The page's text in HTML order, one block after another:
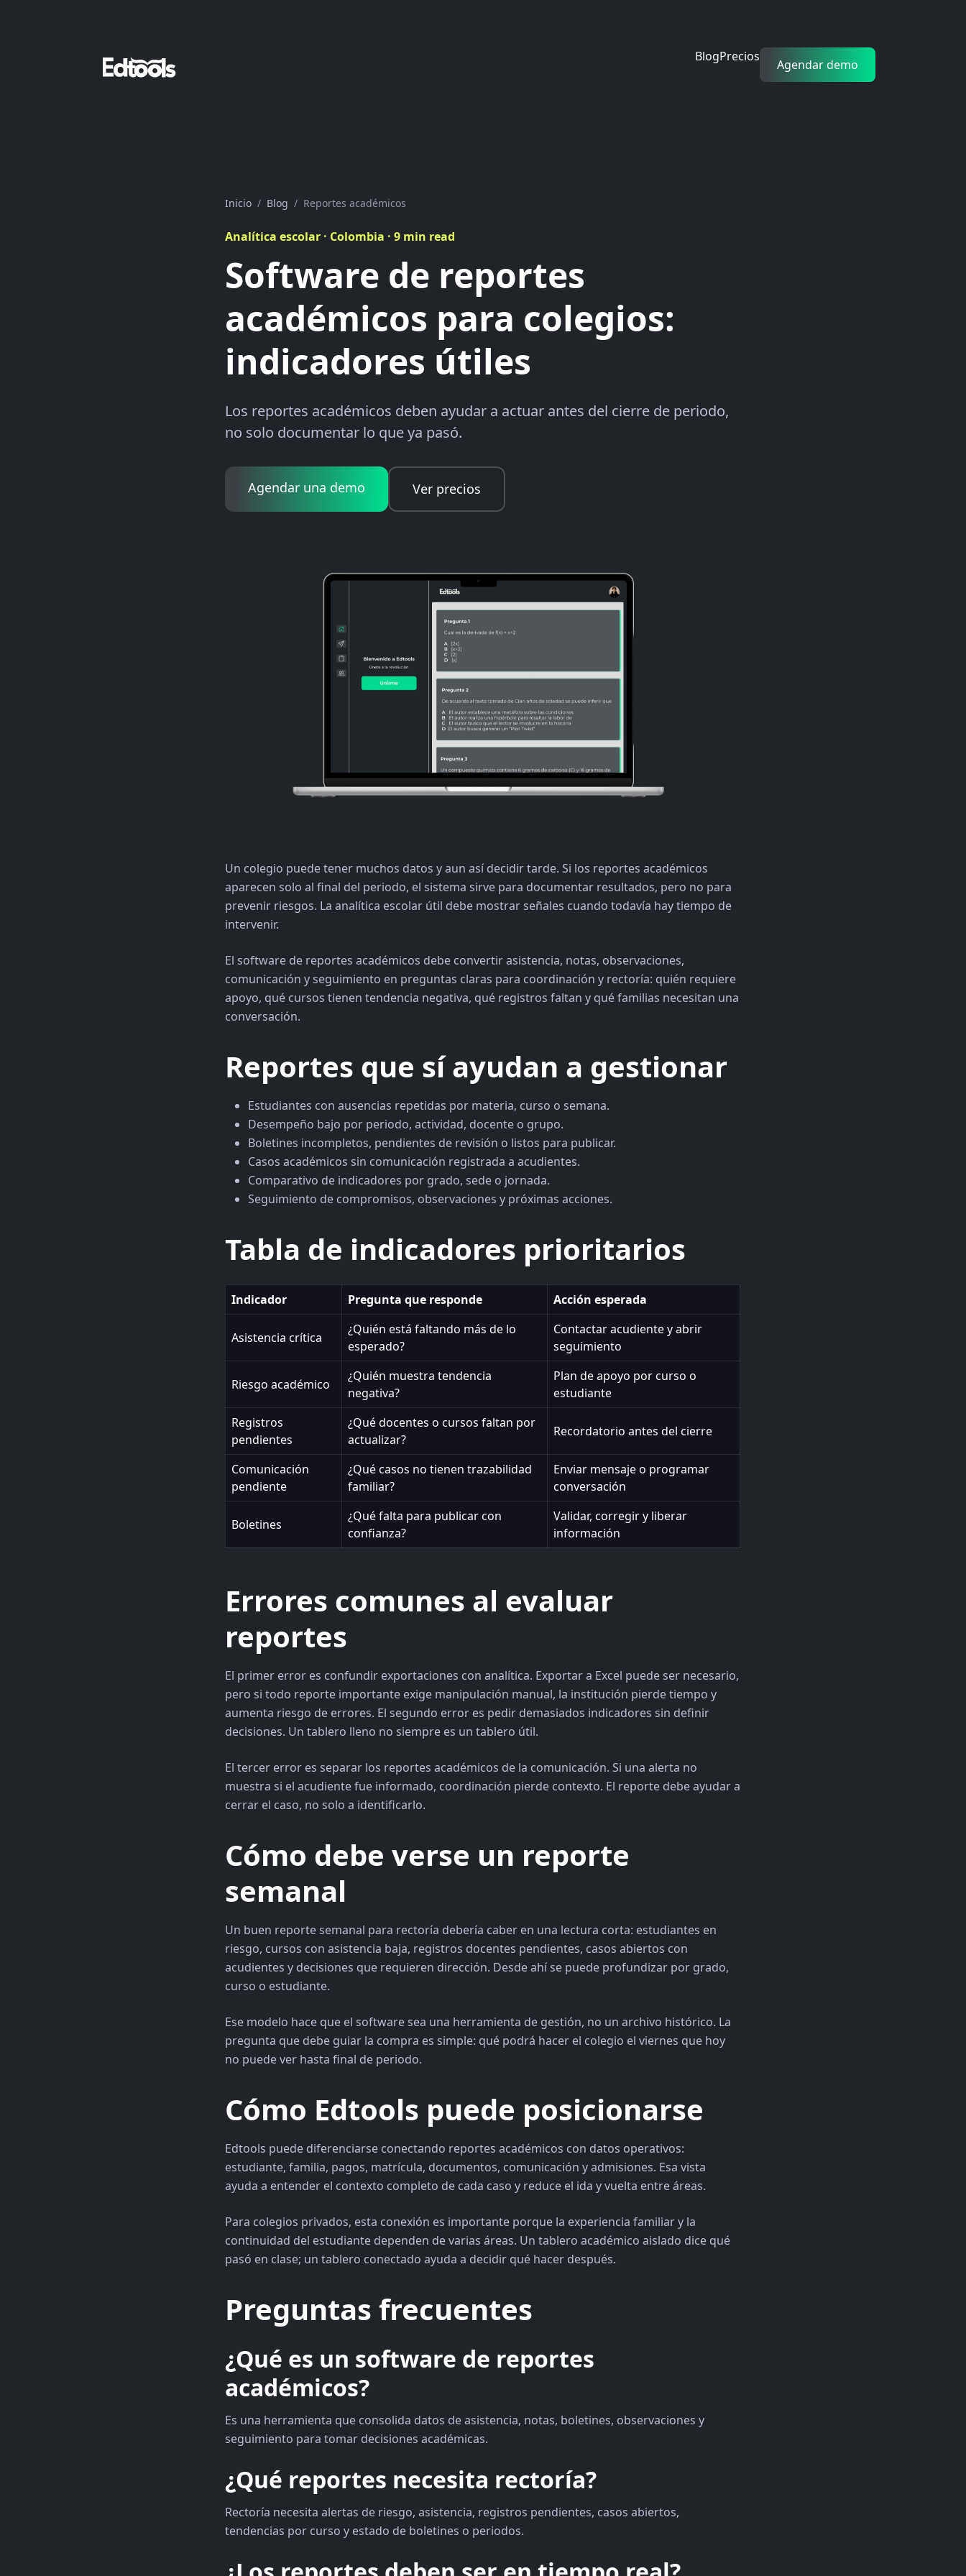
BlogPrecios
Agendar demo
Inicio Blog Reportes académicos
Analítica escolar · Colombia · 9 min read
Software de reportes
académicos para colegios:
indicadores útiles
Los reportes académicos deben ayudar a actuar antes del cierre de periodo,
no solo documentar lo que ya pasó.
Agendar una demo Ver precios
Un colegio puede tener muchos datos y aun así decidir tarde. Si los reportes académicos
aparecen solo al final del periodo, el sistema sirve para documentar resultados, pero no para
prevenir riesgos. La analítica escolar útil debe mostrar señales cuando todavía hay tiempo de
intervenir.
El software de reportes académicos debe convertir asistencia, notas, observaciones,
comunicación y seguimiento en preguntas claras para coordinación y rectoría: quién requiere
apoyo, qué cursos tienen tendencia negativa, qué registros faltan y qué familias necesitan una
conversación.
Reportes que sí ayudan a gestionar
Estudiantes con ausencias repetidas por materia, curso o semana.
Desempeño bajo por periodo, actividad, docente o grupo.
Boletines incompletos, pendientes de revisión o listos para publicar.
Casos académicos sin comunicación registrada a acudientes.
Comparativo de indicadores por grado, sede o jornada.
Seguimiento de compromisos, observaciones y próximas acciones.
Tabla de indicadores prioritarios
Indicador Pregunta que responde Acción esperada
Asistencia crítica
¿Quién está faltando más de lo
esperado?
Contactar acudiente y abrir
seguimiento
Riesgo académico
¿Quién muestra tendencia
negativa?
Plan de apoyo por curso o
estudiante
Registros
pendientes
¿Qué docentes o cursos faltan por
actualizar?
Recordatorio antes del cierre
Comunicación
pendiente
¿Qué casos no tienen trazabilidad
familiar?
Enviar mensaje o programar
conversación
Boletines
¿Qué falta para publicar con
confianza?
Validar, corregir y liberar
información
Errores comunes al evaluar
reportes
El primer error es confundir exportaciones con analítica. Exportar a Excel puede ser necesario,
pero si todo reporte importante exige manipulación manual, la institución pierde tiempo y
aumenta riesgo de errores. El segundo error es pedir demasiados indicadores sin definir
decisiones. Un tablero lleno no siempre es un tablero útil.
El tercer error es separar los reportes académicos de la comunicación. Si una alerta no
muestra si el acudiente fue informado, coordinación pierde contexto. El reporte debe ayudar a
cerrar el caso, no solo a identificarlo.
Cómo debe verse un reporte
semanal
Un buen reporte semanal para rectoría debería caber en una lectura corta: estudiantes en
riesgo, cursos con asistencia baja, registros docentes pendientes, casos abiertos con
acudientes y decisiones que requieren dirección. Desde ahí se puede profundizar por grado,
curso o estudiante.
Ese modelo hace que el software sea una herramienta de gestión, no un archivo histórico. La
pregunta que debe guiar la compra es simple: qué podrá hacer el colegio el viernes que hoy
no puede ver hasta final de periodo.
Cómo Edtools puede posicionarse
Edtools puede diferenciarse conectando reportes académicos con datos operativos:
estudiante, familia, pagos, matrícula, documentos, comunicación y admisiones. Esa vista
ayuda a entender el contexto completo de cada caso y reduce el ida y vuelta entre áreas.
Para colegios privados, esta conexión es importante porque la experiencia familiar y la
continuidad del estudiante dependen de varias áreas. Un tablero académico aislado dice qué
pasó en clase; un tablero conectado ayuda a decidir qué hacer después.
Preguntas frecuentes
¿Qué es un software de reportes
académicos?
Es una herramienta que consolida datos de asistencia, notas, boletines, observaciones y
seguimiento para tomar decisiones académicas.
¿Qué reportes necesita rectoría?
Rectoría necesita alertas de riesgo, asistencia, registros pendientes, casos abiertos,
tendencias por curso y estado de boletines o periodos.